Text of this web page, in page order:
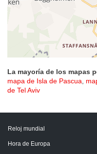
La mayoría de los mapas
mapa de Isla de Pascua,
de Tel Aviv
Reloj mundial
Hora de Europa